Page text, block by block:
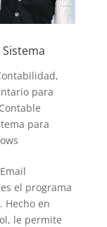
Sistema
,
para
para
el programa
Hecho en
le permite